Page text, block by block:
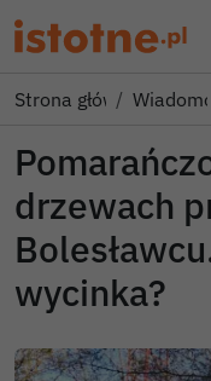
Strona główna
drzewach
wycinka?